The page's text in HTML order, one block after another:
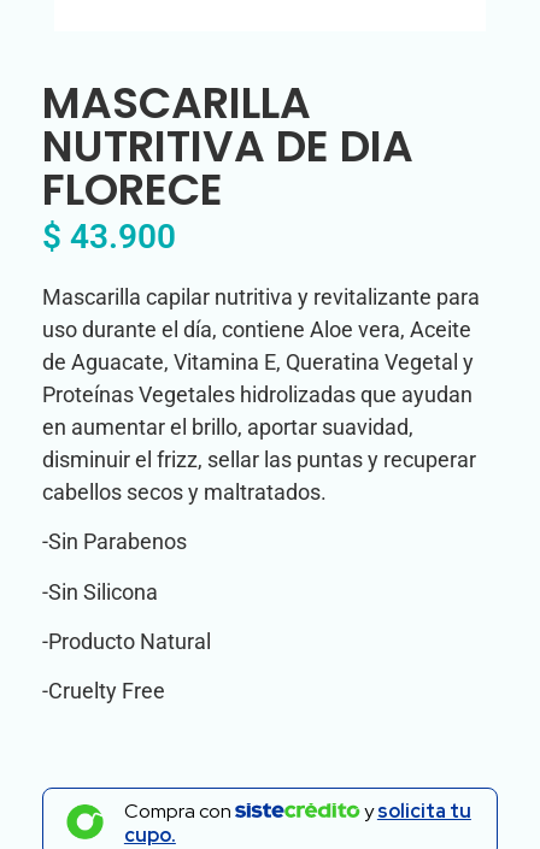
MASCARILLA
NUTRITIVA DE DIA
FLORECE
$ 43.900
Mascarilla capilar nutritiva y revitalizante para
uso durante el día, contiene Aloe vera, Aceite
de Aguacate, Vitamina E, Queratina Vegetal y
Proteínas Vegetales hidrolizadas que ayudan
en aumentar el brillo, aportar suavidad,
disminuir el frizz, sellar las puntas y recuperar
cabellos secos y maltratados.
-Sin Parabenos
-Sin Silicona
-Producto Natural
-Cruelty Free
Compra con ysolicita tu
cupo.